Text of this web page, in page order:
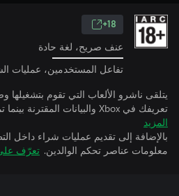
18+
عنف صريح، لغة حادة
تفاعل المستخدمين، عمليات
يتلقى ناشرو الألعاب التي تقوم
تعريفك في Xbox والبيانات المقترنة بينما تمارس الألعاب.
المزيد
بالإضافة إلى تقديم عمليات شراء داخل
معلومات عناصر تحكم الوالدين. تعرّف